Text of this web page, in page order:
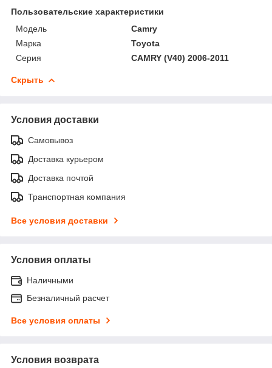
Пользовательские характеристики
Модель
Camry
Марка
Toyota
Серия
CAMRY (V40) 2006-2011
Скрыть
Условия доставки
Самовывоз
Доставка курьером
Доставка почтой
Транспортная компания
Все условия доставки
Условия оплаты
Наличными
Безналичный расчет
Все условия оплаты
Условия возврата